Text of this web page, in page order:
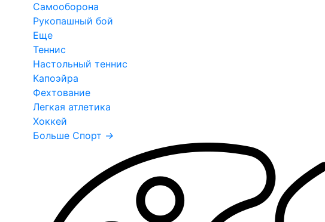
Самооборона
Рукопашный бой
Еще
Теннис
Настольный теннис
Капоэйра
Фехтование
Легкая атлетика
Хоккей
Больше Спорт →